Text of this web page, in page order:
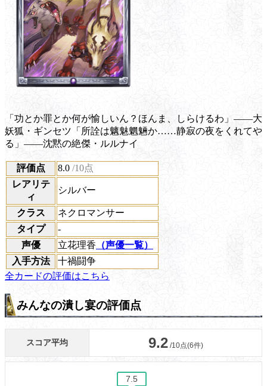
「功とか罪とか何が愉しいん？ほんま、しらけるわ」――大
妖狐・ギンセツ「所詮は魑魅魍魎か……静寂の夜をくれてや
る」――沈黙の絶傑・ルルナイ
評価点 8.0 /10点
レアリテ
ィ
シルバー
クラス
ネクロマンサー
タイプ
-
声優
立花理香 （声優一覧）
入手方法
十禍闘争
全カードの評価はこちら
みんなの潰し宴の評価点